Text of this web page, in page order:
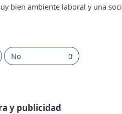
bien ambiente laboral y una
No 0
y publicidad